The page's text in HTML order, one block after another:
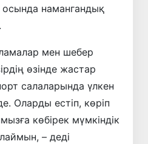
намангандық
мен шебер
өзінде жастар
салаларында үлкен
Оларды естіп, көріп
көбірек мүмкіндік
– деді